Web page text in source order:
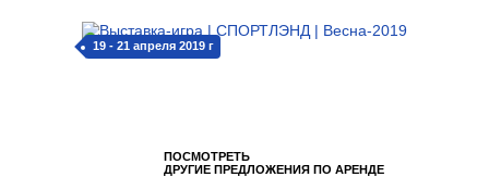
19 - 21 апреля 2019 г
ПОСМОТРЕТЬ
ДРУГИЕ ПРЕДЛОЖЕНИЯ ПО АРЕНДЕ